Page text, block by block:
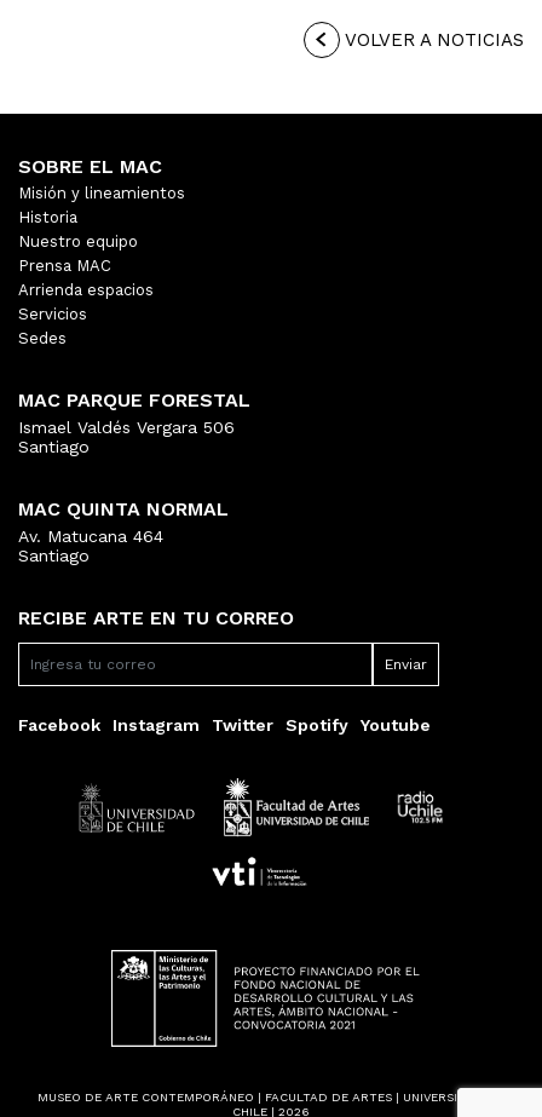
VOLVER A NOTICIAS
RECIBE ARTE EN TU CORREO
Facebook Instagram Twitter Spotify Youtube
SOBRE EL MAC
Misión y lineamientos
Historia
Nuestro equipo
Prensa MAC
Arrienda espacios
Servicios
Sedes
MAC PARQUE FORESTAL
Ismael Valdés Vergara 506
Santiago
MAC QUINTA NORMAL
Av. Matucana 464
Santiago
MUSEO DE ARTE CONTEMPORÁNEO | FACULTAD DE ARTES | UNIVERSIDAD DE
CHILE | 2026